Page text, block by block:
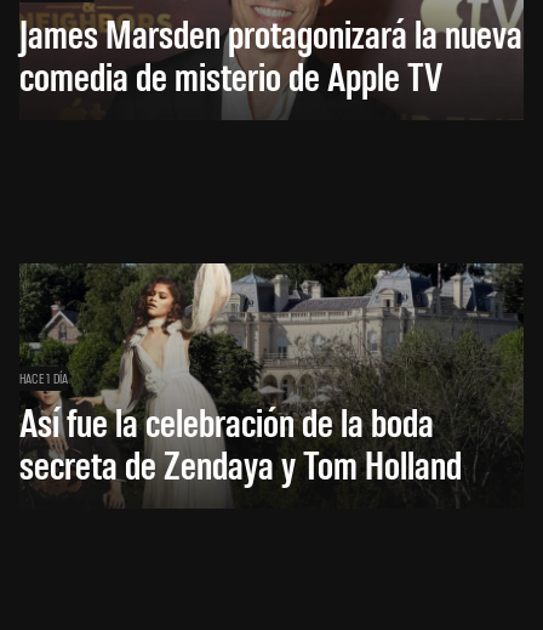
James Marsden protagonizará la nueva
comedia de misterio de Apple TV
HACE 1 DÍA
Así fue la celebración de la boda
secreta de Zendaya y Tom Holland